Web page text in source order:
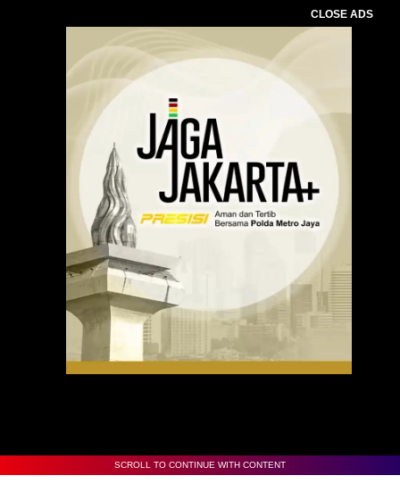
CLOSE ADS
SCROLL TO CONTINUE WITH CONTENT